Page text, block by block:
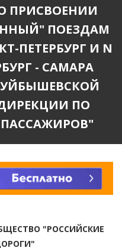
"О ПРИСВОЕНИИ
ПОЕЗДАМ
ПЕТЕРБУРГ И N
- САМАРА
ПО
"РОССИЙСКИЕ